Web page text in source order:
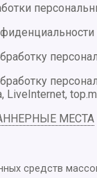
LiveInternet,
МЕСТА
средств